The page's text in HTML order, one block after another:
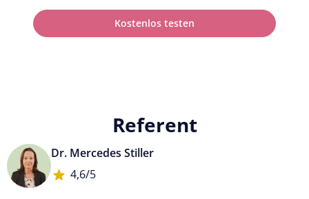
Kostenlos testen
Referent
Dr. Mercedes Stiller
4,6/5